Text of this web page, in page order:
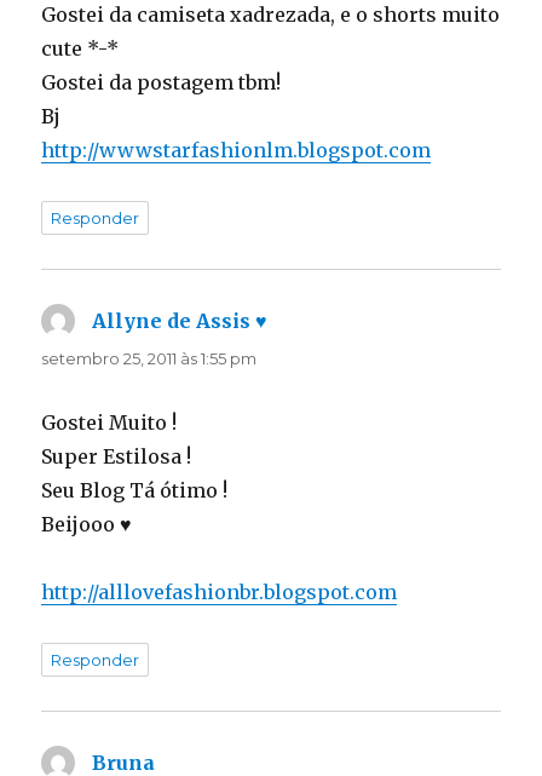
Gostei da camiseta xadrezada, e o shorts muito
cute *-*
Gostei da postagem tbm!
Bj
http://wwwstarfashionlm.blogspot.com
Responder
Allyne de Assis ♥
setembro 25, 2011 às 1:55 pm
Gostei Muito !
Super Estilosa !
Seu Blog Tá ótimo !
Beijooo ♥
http://alllovefashionbr.blogspot.com
Responder
Bruna